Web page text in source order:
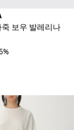
보우 발레리나